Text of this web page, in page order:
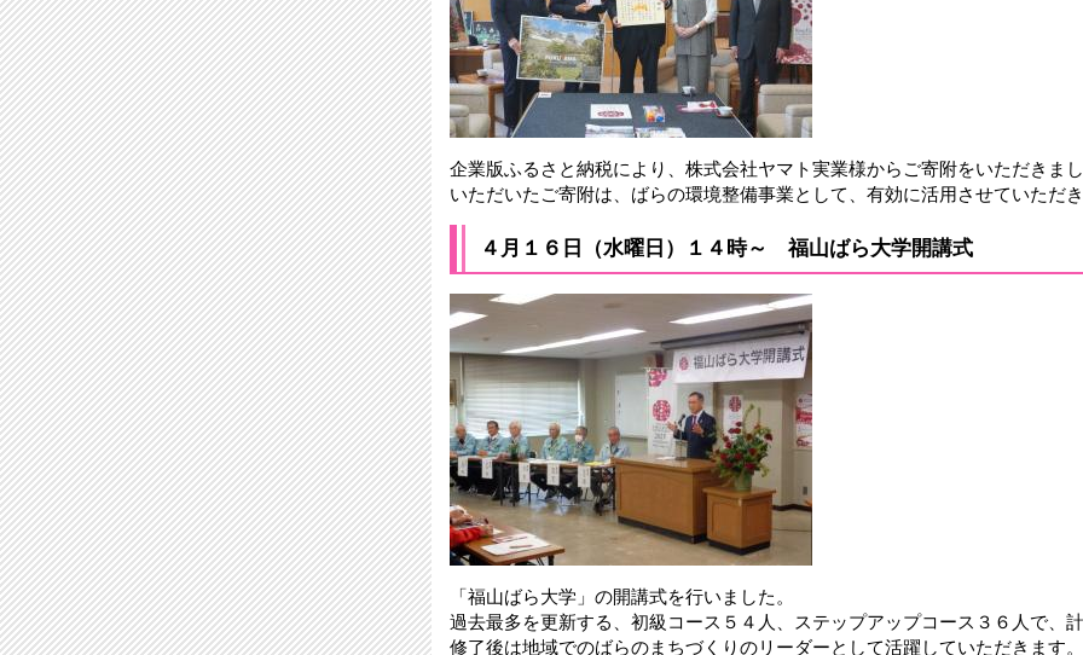
企業版ふるさと納税により、株式会社ヤマト実業様からご寄附をいただきまし
いただいたご寄附は、ばらの環境整備事業として、有効に活用させていただき
４月１６日（水曜日）１４時～ 福山ばら大学開講式
「福山ばら大学」の開講式を行いました。
過去最多を更新する、初級コース５４人、ステップアップコース３６人で、
修了後は地域でのばらのまちづくりのリーダーとして活躍していただきます。